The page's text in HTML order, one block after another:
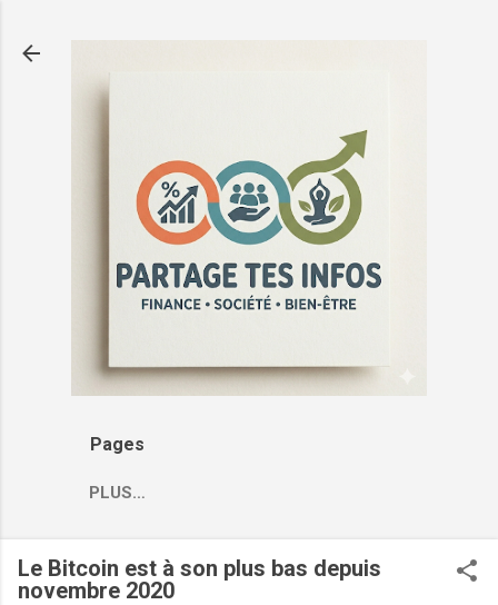
Pages
PLUS…
Le Bitcoin est à son plus bas depuis
novembre 2020